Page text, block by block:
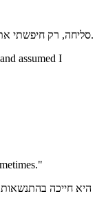
"סליחה, רק חיפשתי את הספר והנחתי שלא אגע במשהו שאסור.
assumed I